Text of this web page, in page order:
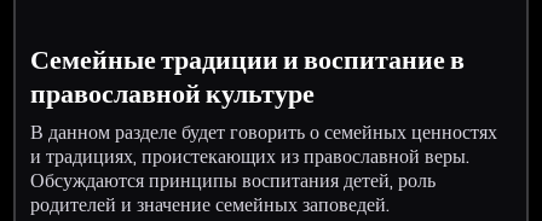
Семейные традиции и воспитание в
православной культуре
В данном разделе будет говорить о семейных ценностях
и традициях, проистекающих из православной веры.
Обсуждаются принципы воспитания детей, роль
родителей и значение семейных заповедей.